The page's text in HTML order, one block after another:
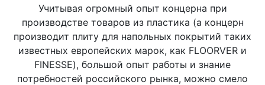
Учитывая огромный опыт концерна при
производстве товаров из пластика (а концерн
производит плиту для напольных покрытий таких
известных европейских марок, как FLOORVER и
FINESSE), большой опыт работы и знание
потребностей российского рынка, можно смело